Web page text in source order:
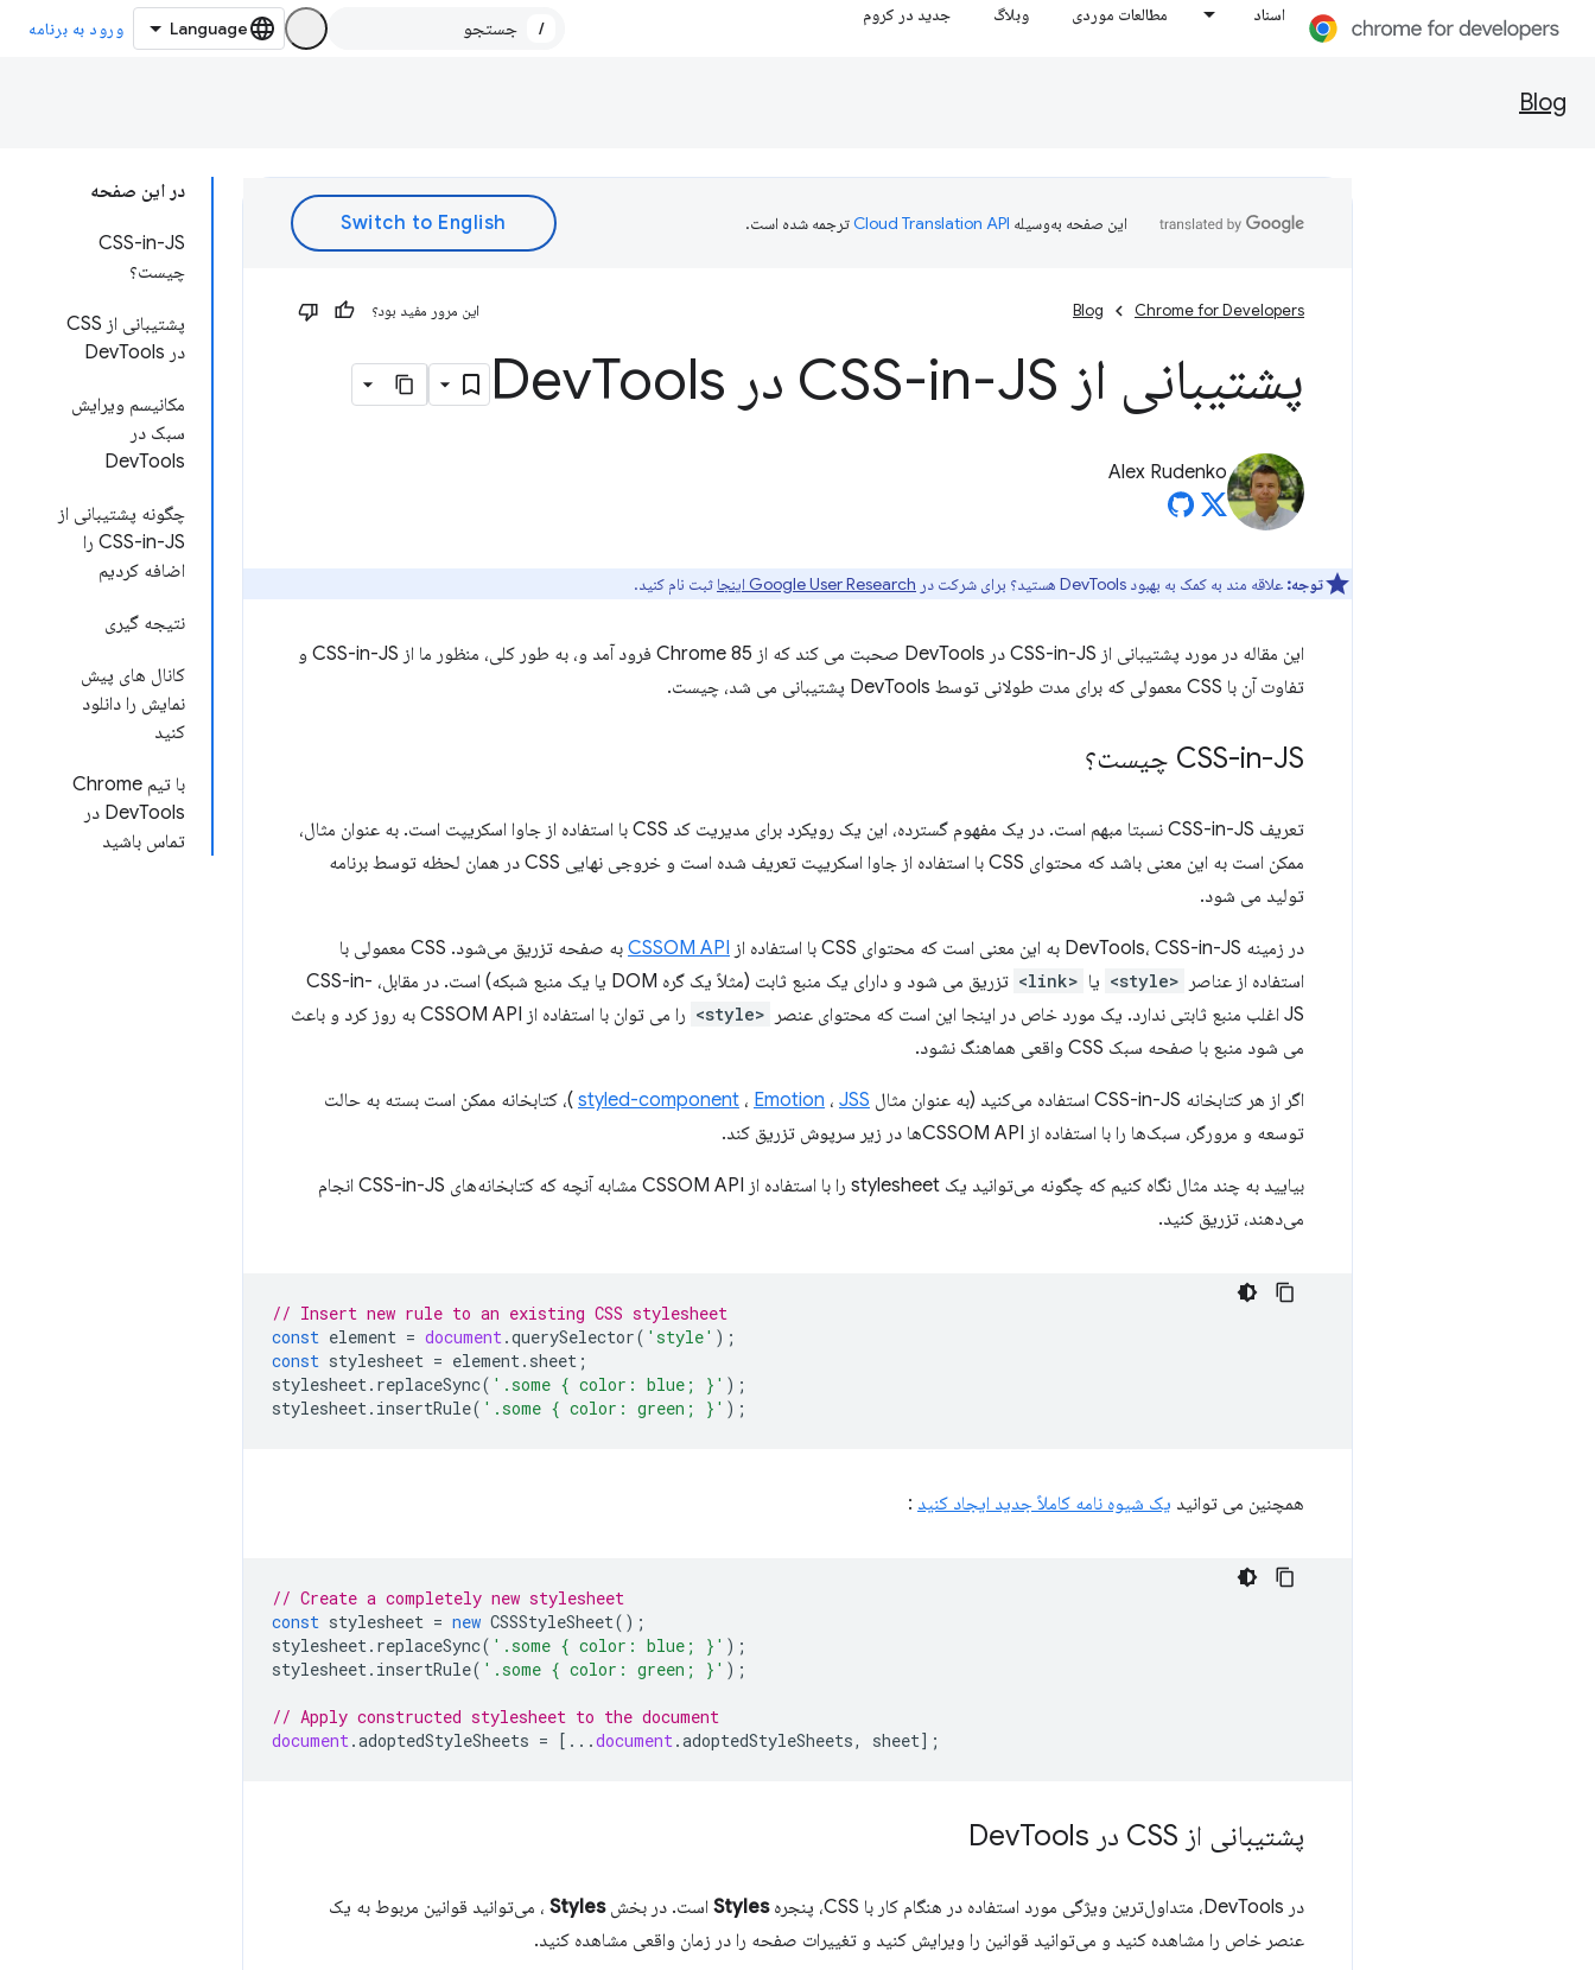
اسناد مطالعات موردی وبلاگ جدید در کروم
/ ورود به برنامه
Blog
در این صفحه
CSS-in-JS
چیست؟
پشتیبانی از CSS
در DevTools
مکانیسم ویرایش
سبک در
DevTools
چگونه پشتیبانی از
CSS-in-JS را
اضافه کردیم
نتیجه گیری
کانال های پیش
نمایش را دانلود
کنید
با تیم Chrome
DevTools در
تماس باشید
این صفحه به‌وسیله ترجمه شده است.
Chrome for Developers
Blog این مرور مفید بود؟
پشتیبانی از CSS-in-JS در Dev Tools
Alex Rudenko
توجه: علاقه مند به کمک به بهبود DevTools هستید؟ برای شرکت در Google User Research اینجا ثبت نام کنید.
این مقاله در مورد پشتیبانی از CSS-in-JS در DevTools صحبت می کند که از Chrome 85 فرود آمد و، به طور کلی، منظور ما از CSS-in-JS و
تفاوت آن با CSS معمولی که برای مدت طولانی توسط DevTools پشتیبانی می شد، چیست.
CSS-in-JS چیست؟
تعریف CSS-in-JS نسبتا مبهم است. در یک مفهوم گسترده، این یک رویکرد برای مدیریت کد CSS با استفاده از جاوا اسکریپت است. به عنوان مثال،
ممکن است به این معنی باشد که محتوای CSS با استفاده از جاوا اسکریپت تعریف شده است و خروجی نهایی CSS در همان لحظه توسط برنامه
تولید می شود.
در زمینه DevTools، CSS-in-JS به این معنی است که محتوای CSS با استفاده از CSSOM API
به صفحه تزریق می‌شود. CSS معمولی با
استفاده از عناصر
<style> یا <link>
تزریق می شود و دارای یک منبع ثابت (مثلاً یک گره DOM یا یک منبع شبکه) است. در مقابل، CSS-in-
JS اغلب منبع ثابتی ندارد. یک مورد خاص در اینجا این است که محتوای عنصر
<style>
را می توان با استفاده از CSSOM API به روز کرد و باعث
می شود منبع با صفحه سبک CSS واقعی هماهنگ نشود.
اگر از هر کتابخانه CSS-in-JS استفاده می‌کنید (به عنوان مثال styled-component ، Emotion ، JSS
)، کتابخانه ممکن است بسته به حالت
توسعه و مرورگر، سبک‌ها را با استفاده از CSSOM APIها در زیر سرپوش تزریق کند.
بیایید به چند مثال نگاه کنیم که چگونه می‌توانید یک stylesheet را با استفاده از CSSOM API مشابه آنچه که کتابخانه‌های CSS-in-JS انجام
می‌دهند، تزریق کنید.
// Insert new rule to an existing CSS stylesheet
const element = document.querySelector( 'style' );
const stylesheet = element. sheet ;
stylesheet. replaceSync( '.some { color: blue; }' );
stylesheet. insertRule( '.some { color: green; }' );
همچنین می توانید یک شیوه نامه کاملاً جدید ایجاد کنید :
// Create a completely new stylesheet
const stylesheet = new CSSStyleSheet();
stylesheet. replaceSync( '.some { color: blue; }' );
stylesheet. insertRule( '.some { color: green; }' );
// Apply constructed stylesheet to the document
document.adoptedStyleSheets = [...document.adoptedStyleSheets, sheet];
پشتیبانی از CSS در Dev Tools
در DevTools، متداول‌ترین ویژگی مورد استفاده در هنگام کار با CSS، پنجره Styles است. در بخشStyles ، می‌توانید قوانین مربوط به یک
عنصر خاص را مشاهده کنید و می‌توانید قوانین را ویرایش کنید و تغییرات صفحه را در زمان واقعی مشاهده کنید.